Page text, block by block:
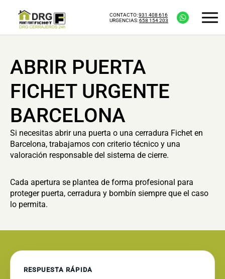
CONTACTO:931 408 616
URGENCIAS:658 154 203
ABRIR PUERTA
FICHET URGENTE
BARCELONA
Si necesitas abrir una puerta o una cerradura Fichet en
Barcelona, trabajamos con criterio técnico y una
valoración responsable del sistema de cierre.
Cada apertura se plantea de forma profesional para
proteger puerta, cerradura y bombín siempre que el caso
lo permita.
RESPUESTA RÁPIDA